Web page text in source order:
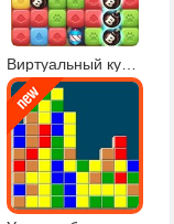
Виртуальный кубик Рубика играть